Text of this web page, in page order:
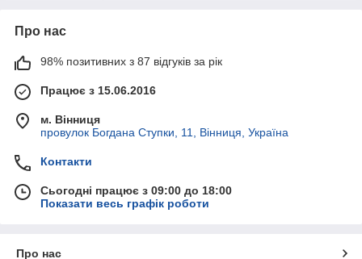
Про нас
98% позитивних з 87 відгуків за рік
Працює з 15.06.2016
м. Вінниця
провулок Богдана Ступки, 11, Вінниця, Україна
Контакти
Сьогодні працює з 09:00 до 18:00
Показати весь графік роботи
Про нас